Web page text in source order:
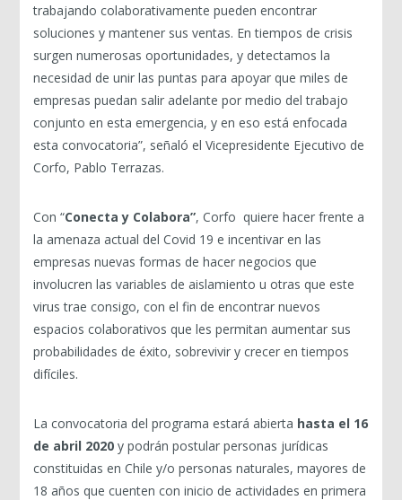
trabajando colaborativamente pueden encontrar
soluciones y mantener sus ventas. En tiempos de crisis
surgen numerosas oportunidades, y detectamos la
necesidad de unir las puntas para apoyar que miles de
empresas puedan salir adelante por medio del trabajo
conjunto en esta emergencia, y en eso está enfocada
esta convocatoria”, señaló el Vicepresidente Ejecutivo de
Corfo, Pablo Terrazas.
Con “Conecta y Colabora”, Corfo quiere hacer frente a
la amenaza actual del Covid 19 e incentivar en las
empresas nuevas formas de hacer negocios que
involucren las variables de aislamiento u otras que este
virus trae consigo, con el fin de encontrar nuevos
espacios colaborativos que les permitan aumentar sus
probabilidades de éxito, sobrevivir y crecer en tiempos
difíciles.
La convocatoria del programa estará abierta hasta el 16
de abril 2020 y podrán postular personas jurídicas
constituidas en Chile y/o personas naturales, mayores de
18 años que cuenten con inicio de actividades en primera